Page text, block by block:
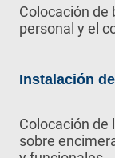
Colocación de
personal y el
Instalación
Colocación de
sobre